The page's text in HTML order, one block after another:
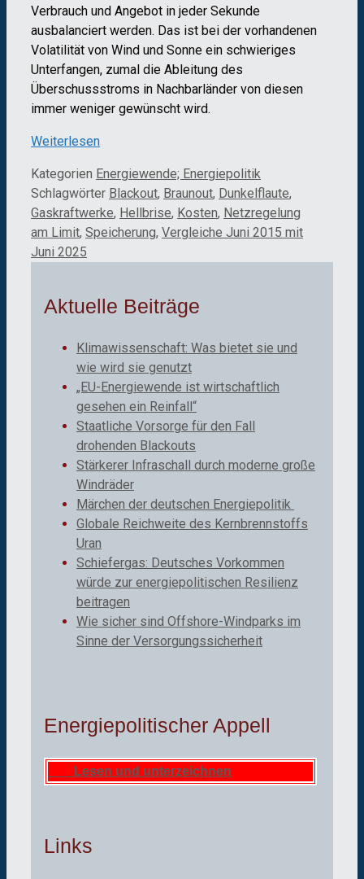
Verbrauch und Angebot in jeder Sekunde
ausbalanciert werden. Das ist bei der vorhandenen
Volatilität von Wind und Sonne ein schwieriges
Unterfangen, zumal die Ableitung des
Überschussstroms in Nachbarländer von diesen
immer weniger gewünscht wird.
Weiterlesen
Kategorien Energiewende; Energiepolitik
Schlagwörter Blackout, Braunout, Dunkelflaute,
Gaskraftwerke, Hellbrise, Kosten, Netzregelung
am Limit, Speicherung, Vergleiche Juni 2015 mit
Juni 2025
Aktuelle Beiträge
Klimawissenschaft: Was bietet sie und
wie wird sie genutzt
„EU-Energiewende ist wirtschaftlich
gesehen ein Reinfall“
Staatliche Vorsorge für den Fall
drohenden Blackouts
Stärkerer Infraschall durch moderne große
Windräder
Märchen der deutschen Energiepolitik
Globale Reichweite des Kernbrennstoffs
Uran
Schiefergas: Deutsches Vorkommen
würde zur energiepolitischen Resilienz
beitragen
Wie sicher sind Offshore-Windparks im
Sinne der Versorgungssicherheit
Energiepolitischer Appell
Lesen und unterzeichnen
Links